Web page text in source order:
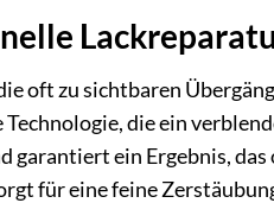
oft zu sichtbaren
die ein
ein Ergebnis,
für eine feine